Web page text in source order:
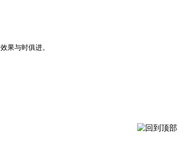
果与时俱进。